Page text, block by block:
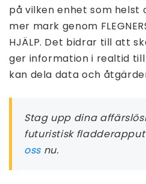
på vilken enhet som
mer mark genom
HJÄLP. Det bidrar till att
ger information i realtid
kan dela data och
Stag upp dina
futuristisk
oss nu.